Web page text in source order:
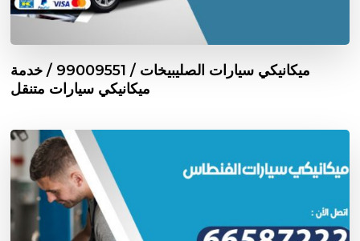
ميكانيكي سيارات الصليبيخات / 99009551‬ / خدمة
ميكانيكي سيارات متنقل